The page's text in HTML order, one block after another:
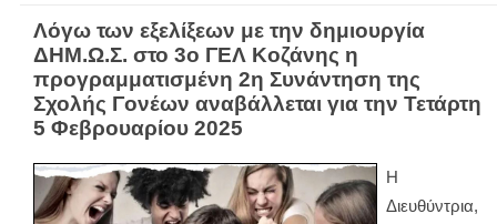
Λόγω των εξελίξεων με την δημιουργία
ΔΗΜ.Ω.Σ. στο 3ο ΓΕΛ Κοζάνης η
προγραμματισμένη 2η Συνάντηση της
Σχολής Γονέων αναβάλλεται για την Τετάρτη
5 Φεβρουαρίου 2025
Η
Διευθύντρια,